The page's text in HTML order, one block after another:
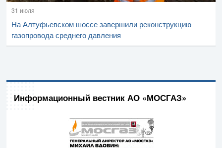
31 июля
На Алтуфьевском шоссе завершили реконструкцию
газопровода среднего давления
Информационный вестник АО «МОСГАЗ»